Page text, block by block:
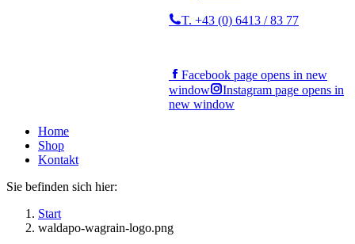
T. +43 (0) 6413 / 83 77
Facebook page opens in new
window
Instagram page opens in
new window
Home
Shop
Kontakt
Sie befinden sich hier:
Start
waldapo-wagrain-logo.png